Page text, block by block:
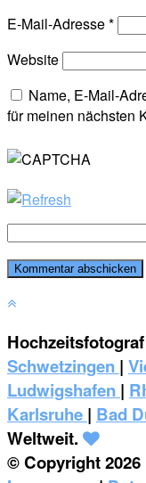
E-Mail-Adresse*
Website
Name, E-Mail-
für meinen nächsten
Schwetzingen |
‎Ludwigshafen |
Karlsruhe | Bad
Weltweit.
© Copyright 2026